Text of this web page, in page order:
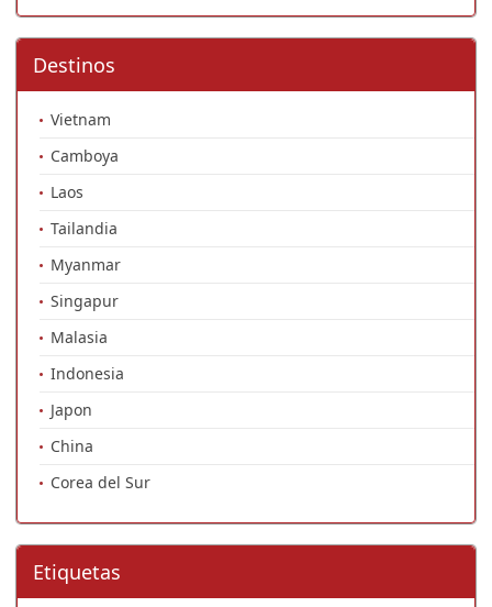
Destinos
Vietnam
Camboya
Laos
Tailandia
Myanmar
Singapur
Malasia
Indonesia
Japon
China
Corea del Sur
Etiquetas